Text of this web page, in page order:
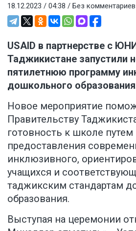
18.12.2023 / 04:38 / Без комментариев
USAID в партнерстве с
Таджикистане запустили
пятилетнюю программу
дошкольного
Новое мероприятие
Правительству
готовность к школе путем
предоставления
инклюзивного,
учащихся и
таджикским стандартам
образования.
Выступая на церемонии